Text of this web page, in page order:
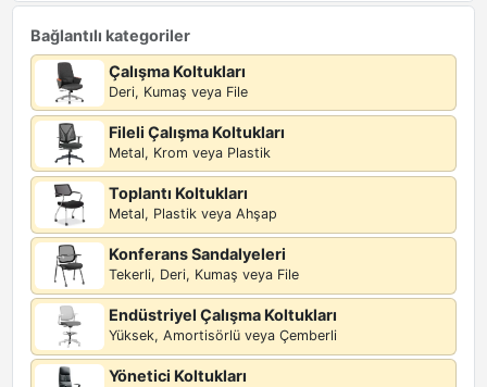
Bağlantılı kategoriler
Çalışma Koltukları
Deri, Kumaş veya File
Fileli Çalışma Koltukları
Metal, Krom veya Plastik
Toplantı Koltukları
Metal, Plastik veya Ahşap
Konferans Sandalyeleri
Tekerli, Deri, Kumaş veya File
Endüstriyel Çalışma Koltukları
Yüksek, Amortisörlü veya Çemberli
Yönetici Koltukları